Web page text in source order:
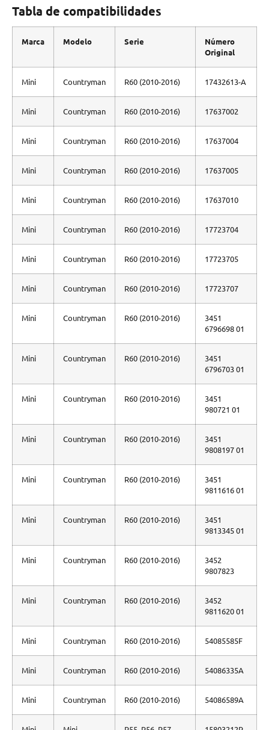
Tabla de compatibilidades
Marca Modelo Serie
Número
Original
Mini Countryman R60 (2010-2016) 17432613-A
Mini Countryman R60 (2010-2016) 17637002
Mini Countryman R60 (2010-2016) 17637004
Mini Countryman R60 (2010-2016) 17637005
Mini Countryman R60 (2010-2016) 17637010
Mini Countryman R60 (2010-2016) 17723704
Mini Countryman R60 (2010-2016) 17723705
Mini Countryman R60 (2010-2016) 17723707
Mini Countryman R60 (2010-2016)
3451
6796698 01
Mini Countryman R60 (2010-2016)
3451
6796703 01
Mini Countryman R60 (2010-2016)
3451
980721 01
Mini Countryman R60 (2010-2016)
3451
9808197 01
Mini Countryman R60 (2010-2016)
3451
9811616 01
Mini Countryman R60 (2010-2016)
3451
9813345 01
Mini Countryman R60 (2010-2016)
3452
9807823
Mini Countryman R60 (2010-2016)
3452
9811620 01
Mini Countryman R60 (2010-2016) 54085585F
Mini Countryman R60 (2010-2016) 54086335A
Mini Countryman R60 (2010-2016) 54086589A